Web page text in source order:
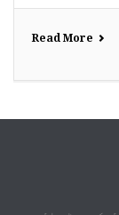
Read More